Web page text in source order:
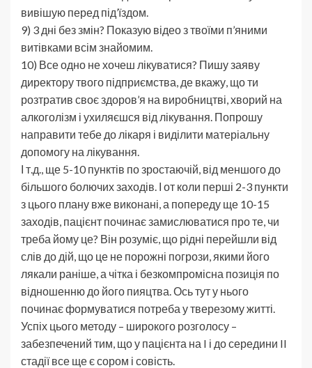
вивішую перед під’їздом.
9) 3 дні без змін? Показую відео з твоїми п’яними
витівками всім знайомим.
10) Все одно не хочеш лікуватися? Пишу заяву
директору твого підприємства, де вкажу, що ти
розтратив своє здоров’я на виробництві, хворий на
алкоголізм і ухиляєшся від лікування. Попрошу
направити тебе до лікаря і виділити матеріальну
допомогу на лікування.
І т.д., ще 5-10 пунктів по зростаючій, від меншого до
більшого болючих заходів. І от коли перші 2-3 пункти
з цього плану вже виконані, а попереду ще 10-15
заходів, пацієнт починає замислюватися про те, чи
треба йому це? Він розуміє, що рідні перейшли від
слів до дій, що це не порожні погрози, якими його
лякали раніше, а чітка і безкомпромісна позиція по
відношенню до його пияцтва. Ось тут у нього
починає формуватися потреба у тверезому житті.
Успіх цього методу – широкого розголосу –
забезпечений тим, що у пацієнта на I і до середини II
стадії все ще є сором і совість.